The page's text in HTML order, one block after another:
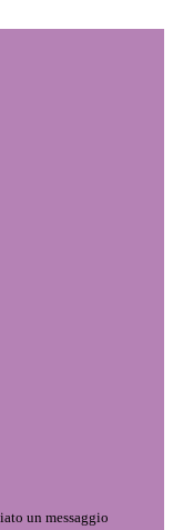
un messaggio